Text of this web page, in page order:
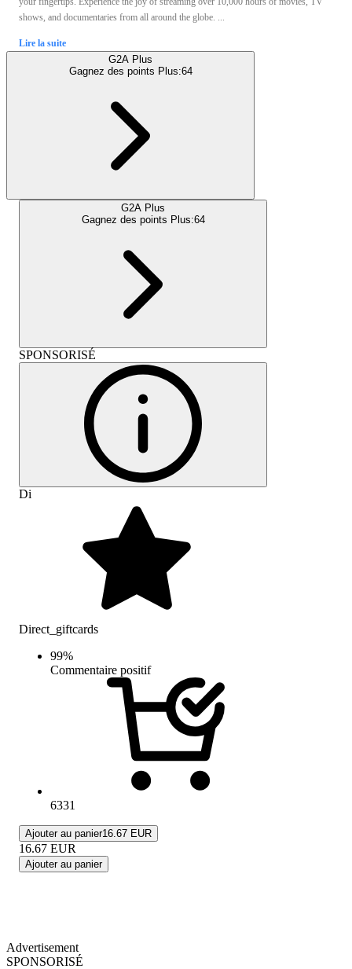
shows, and documentaries from all around the globe. ...
Lire la suite
G2A Plus
Gagnez des points Plus:64
G2A Plus
Gagnez des points Plus:64
SPONSORISÉ
Di
Direct_giftcards
99%
Commentaire positif
6331
Ajouter au panier16.67 EUR
16.67 EUR
Ajouter au panier
Advertisement
SPONSORISÉ